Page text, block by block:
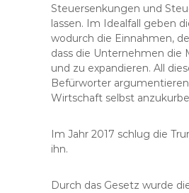
Steuersenkungen und
lassen. Im Idealfall geben
wodurch die Einnahmen,
dass die Unternehmen die
und zu expandieren. All
Befürworter
Wirtschaft selbst
Im Jahr 2017 schlug die
ihn.
Durch das Gesetz wurde